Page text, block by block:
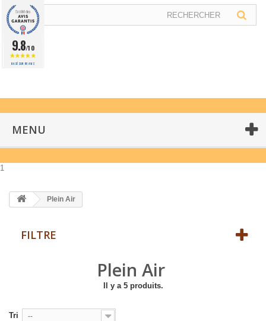
MENU
1
Plein Air
FILTRE
Plein Air
Il y a 5 produits.
Tri --
9.8/10
BASÉ SUR 86 AVIS